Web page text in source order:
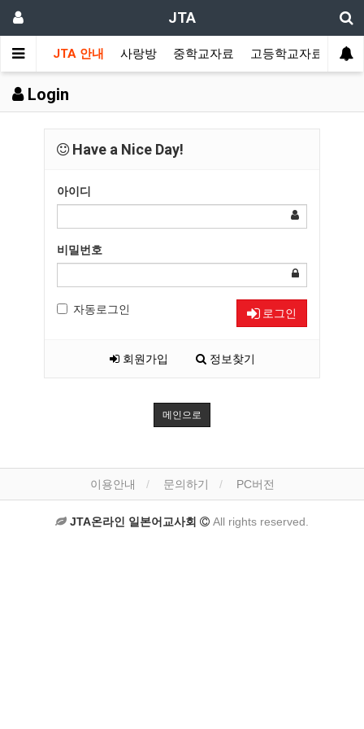
JTA
JTA 안내 사랑방 중학교자료 고등학교자료 멀
Login
Have a Nice Day!
아이디
비밀번호
자동로그인 로그인
회원가입 정보찾기
메인으로
이용안내 문의하기 PC버전
JTA온라인 일본어교사회 All rights reserved.